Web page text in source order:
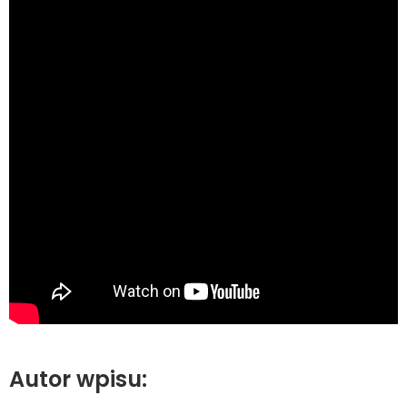
Autor wpisu: